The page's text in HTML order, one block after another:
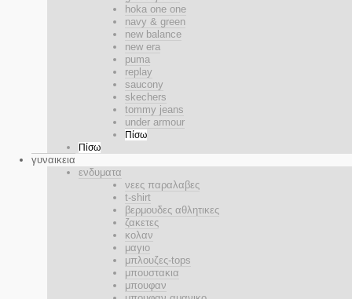
hoka one one
navy & green
new balance
new era
puma
replay
saucony
skechers
tommy jeans
under armour
Πίσω
Πίσω
γυναικεια
ενδυματα
νεες παραλαβες
t-shirt
βερμουδες αθλητικες
ζακετες
κολαν
μαγιο
μπλουζες-tops
μπουστακια
μπουφαν